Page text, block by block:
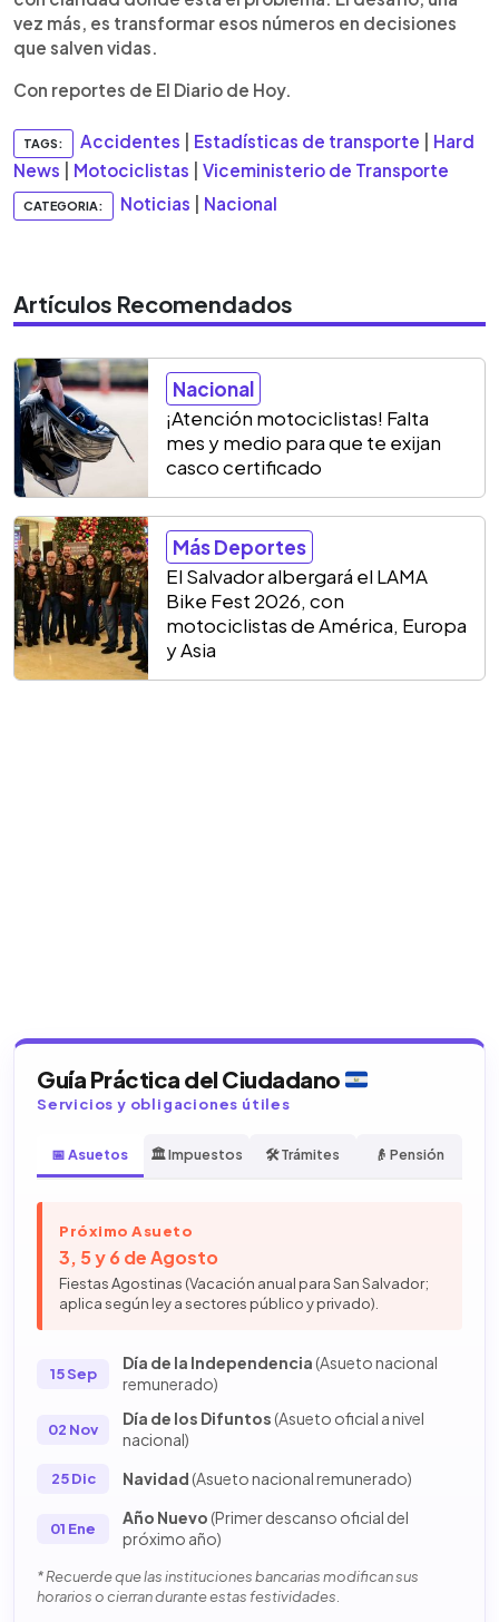
vez más, es transformar esos números en decisiones
que salven vidas.
Con reportes de El Diario de Hoy.
TAGS: Accidentes Estadísticas de transporte
Hard
News
Motociclistas Viceministerio de Transporte
CATEGORIA: Noticias Nacional
Artículos Recomendados
Nacional
¡Atención motociclistas! Falta
mes y medio para que te exijan
casco certificado
Más Deportes
El Salvador albergará el LAMA
Bike Fest 2026, con
motociclistas de América, Europa
y Asia
Guía Práctica del Ciudadano
Servicios y obligaciones útiles
📅 Asuetos 🏛️ Impuestos 🛠️ Trámites 👴 Pensión
Próximo Asueto
3, 5 y 6 de Agosto
Fiestas Agostinas (Vacación anual para San Salvador;
aplica según ley a sectores público y privado).
15 Sep
Día de la Independencia(Asueto nacional
remunerado)
02 Nov
Día de los Difuntos(Asueto oficial a nivel
nacional)
25 Dic Navidad(Asueto nacional remunerado)
01 Ene
Año Nuevo(Primer descanso oficial del
próximo año)
* Recuerde que las instituciones bancarias modifican sus
horarios o cierran durante estas festividades.